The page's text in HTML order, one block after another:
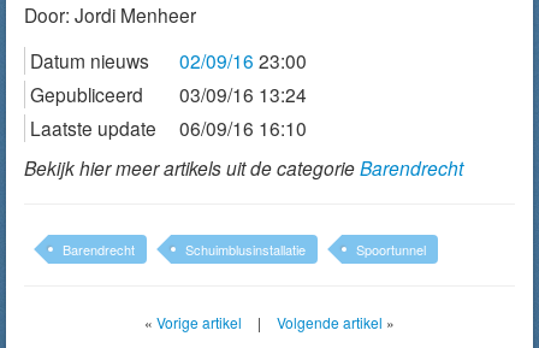
Door: Jordi Menheer
Datum nieuws
02/09/16 23:00
Gepubliceerd
03/09/16 13:24
Laatste update
06/09/16 16:10
Bekijk hier meer artikels uit de categorieBarendrecht
Barendrecht Schuimblusinstallatie Spoortunnel
« Vorige artikel | Volgende artikel »